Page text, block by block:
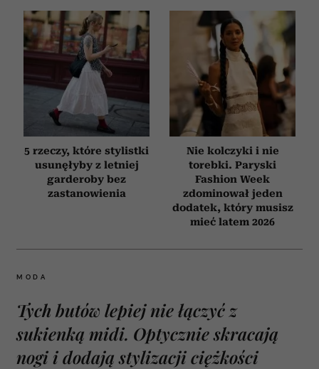
5 rzeczy, które stylistki
usunęłyby z letniej
garderoby bez
zastanowienia
Nie kolczyki i nie
torebki. Paryski
Fashion Week
zdominował jeden
dodatek, który musisz
mieć latem 2026
MODA
Tych butów lepiej nie łączyć z
sukienką midi. Optycznie skracają
nogi i dodają stylizacji ciężkości